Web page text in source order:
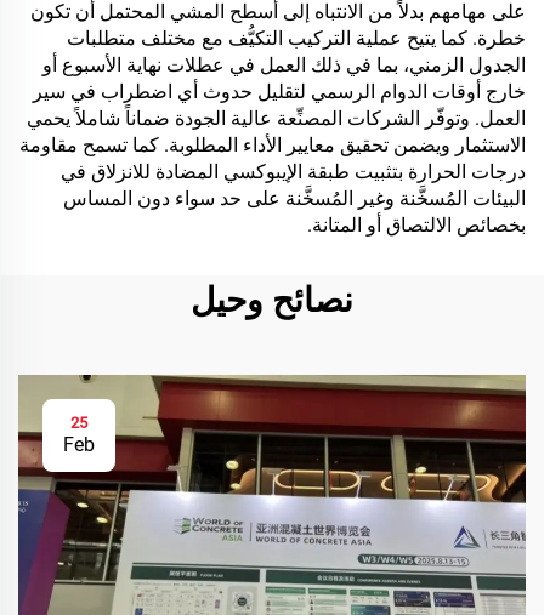
على مهامهم بدلاً من الانتباه إلى أسطح المشي المحتمل أن تكون
خطرة. كما يتيح عملية التركيب التكيُّف مع مختلف متطلبات
الجدول الزمني، بما في ذلك العمل في عطلات نهاية الأسبوع أو
خارج أوقات الدوام الرسمي لتقليل حدوث أي اضطراب في سير
العمل. وتوفّر الشركات المصنِّعة عالية الجودة ضماناً شاملاً يحمي
الاستثمار ويضمن تحقيق معايير الأداء المطلوبة. كما تسمح مقاومة
درجات الحرارة بتثبيت طبقة الإيبوكسي المضادة للانزلاق في
البيئات المُسخَّنة وغير المُسخَّنة على حد سواء دون المساس
بخصائص الالتصاق أو المتانة.
نصائح وحيل
25
Feb